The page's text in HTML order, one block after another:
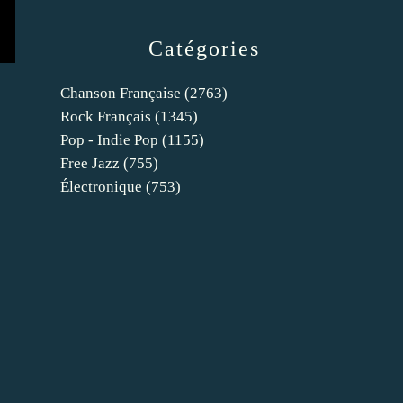
Catégories
Chanson Française (2763)
Rock Français (1345)
Pop - Indie Pop (1155)
Free Jazz (755)
Électronique (753)